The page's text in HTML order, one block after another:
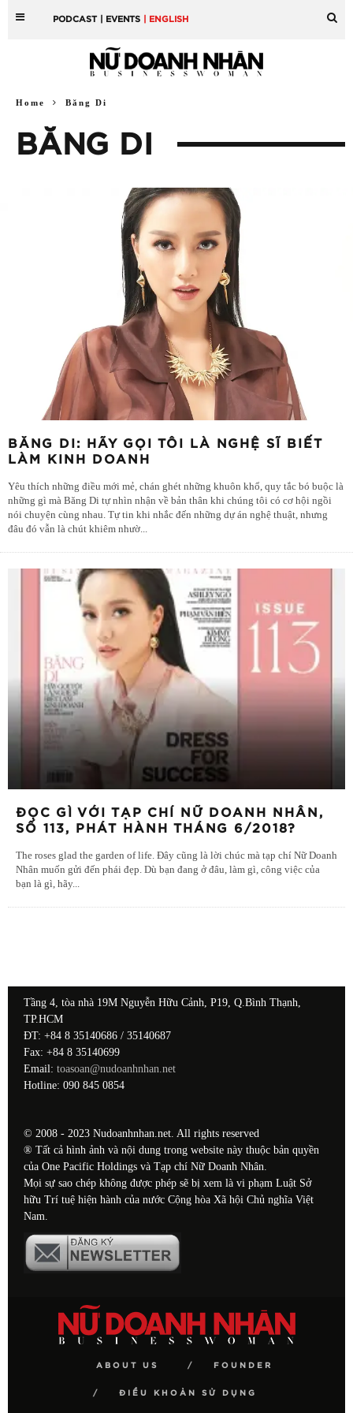
PODCAST | EVENTS | ENGLISH
Home Băng Di
BĂNG DI
BĂNG DI: HÃY GỌI TÔI LÀ NGHỆ SĨ BIẾT
LÀM KINH DOANH
Yêu thích những điều mới mẻ, chán ghét những khuôn khổ, quy tắc bó buộc là
những gì mà Băng Di tự nhìn nhận về bản thân khi chúng tôi có cơ hội ngồi
nói chuyện cùng nhau. Tự tin khi nhắc đến những dự án nghệ thuật, nhưng
đâu đó vẫn là chút khiêm nhườ...
ĐỌC GÌ VỚI TẠP CHÍ NỮ DOANH NHÂN,
SỐ 113, PHÁT HÀNH THÁNG 6/2018?
The roses glad the garden of life. Đây cũng là lời chúc mà tạp chí Nữ Doanh
Nhân muốn gửi đến phái đẹp. Dù bạn đang ở đâu, làm gì, công việc của
bạn là gì, hãy...
Tầng 4, tòa nhà 19M Nguyễn Hữu Cảnh, P19, Q.Bình Thạnh,
TP.HCM
ĐT: +84 8 35140686 / 35140687
Fax: +84 8 35140699
Email: toasoan@nudoanhnhan.net
Hotline: 090 845 0854
© 2008 - 2023 Nudoanhnhan.net. All rights reserved
® Tất cả hình ảnh và nội dung trong website này thuộc bản quyền
của One Pacific Holdings và Tạp chí Nữ Doanh Nhân.
Mọi sự sao chép không được phép sẽ bị xem là vi phạm Luật Sở
hữu Trí tuệ hiện hành của nước Cộng hòa Xã hội Chủ nghĩa Việt
Nam.
ABOUT US FOUNDER
ĐIỀU KHOẢN SỬ DỤNG